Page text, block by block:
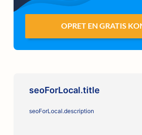
OPRET EN GRATIS
seoForLocal.title
seoForLocal.description